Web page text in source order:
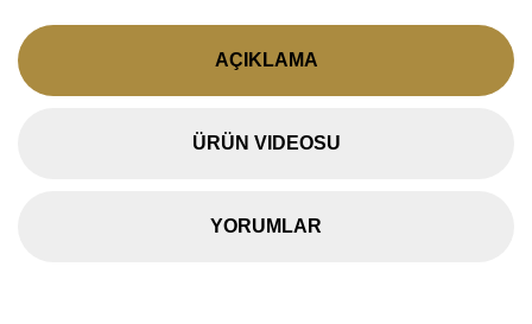
AÇIKLAMA
ÜRÜN VIDEOSU
YORUMLAR